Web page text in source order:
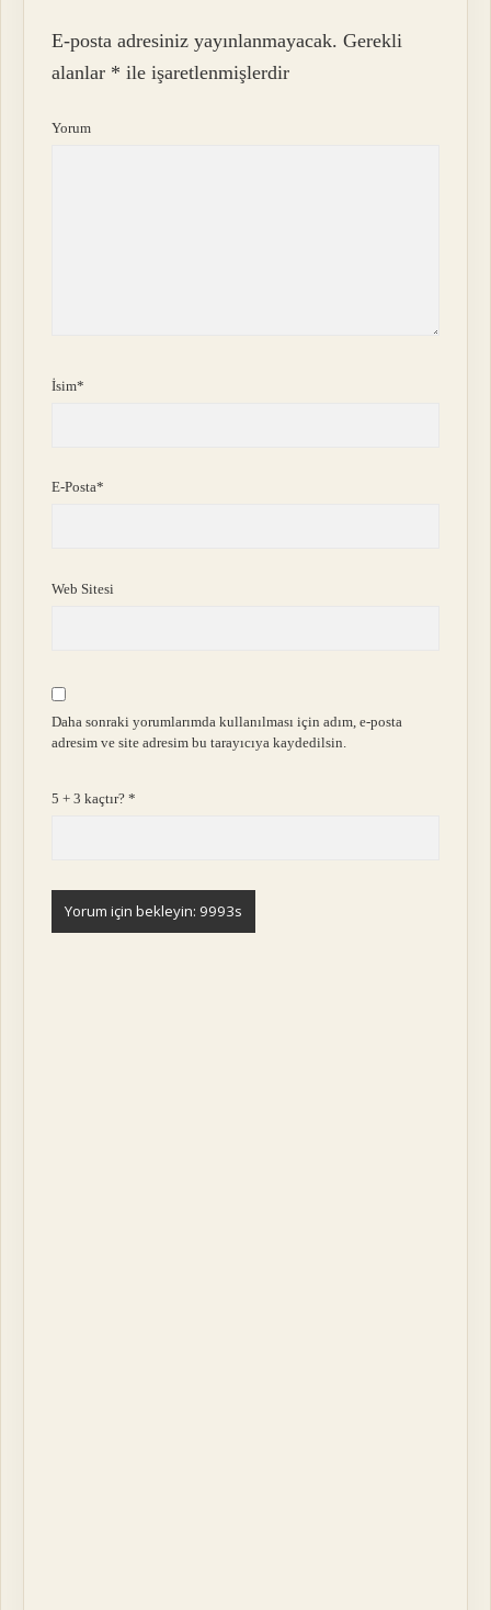
E-posta adresiniz yayınlanmayacak. Gerekli
alanlar * ile işaretlenmişlerdir
Yorum
İsim*
E-Posta*
Web Sitesi
Daha sonraki yorumlarımda kullanılması için adım, e-posta
adresim ve site adresim bu tarayıcıya kaydedilsin.
5 + 3 kaçtır?*